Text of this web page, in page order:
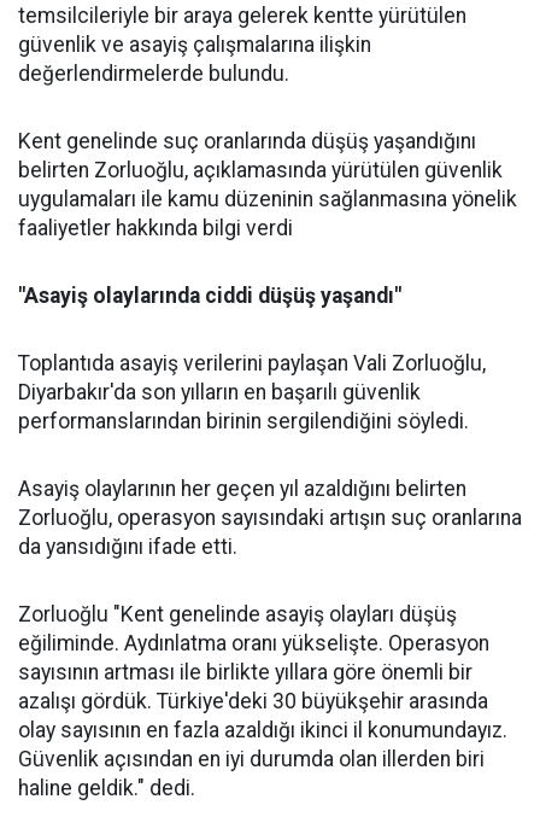
temsilcileriyle bir araya gelerek kentte yürütülen
güvenlik ve asayiş çalışmalarına ilişkin
değerlendirmelerde bulundu.
Kent genelinde suç oranlarında düşüş yaşandığını
belirten Zorluoğlu, açıklamasında yürütülen güvenlik
uygulamaları ile kamu düzeninin sağlanmasına yönelik
faaliyetler hakkında bilgi verdi
"Asayiş olaylarında ciddi düşüş yaşandı"
Toplantıda asayiş verilerini paylaşan Vali Zorluoğlu,
Diyarbakır'da son yılların en başarılı güvenlik
performanslarından birinin sergilendiğini söyledi.
Asayiş olaylarının her geçen yıl azaldığını belirten
Zorluoğlu, operasyon sayısındaki artışın suç oranlarına
da yansıdığını ifade etti.
Zorluoğlu "Kent genelinde asayiş olayları düşüş
eğiliminde. Aydınlatma oranı yükselişte. Operasyon
sayısının artması ile birlikte yıllara göre önemli bir
azalışı gördük. Türkiye'deki 30 büyükşehir arasında
olay sayısının en fazla azaldığı ikinci il konumundayız.
Güvenlik açısından en iyi durumda olan illerden biri
haline geldik." dedi.